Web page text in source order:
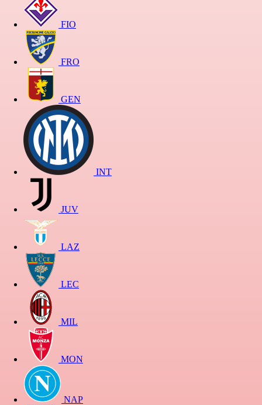
FIO
FRO
GEN
INT
JUV
LAZ
LEC
MIL
MON
NAP